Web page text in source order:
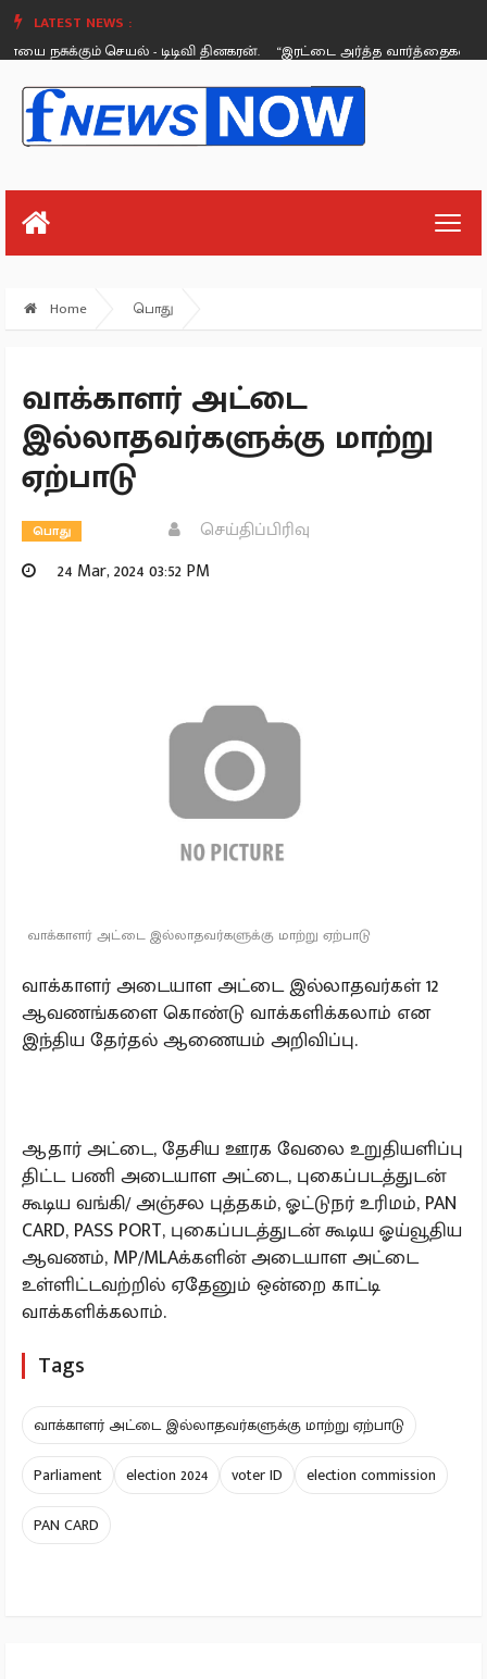
LATEST NEWS :
நசுக்கும் செயல் - டிடிவி தினகரன்.
“இரட்டை அர்த்த வார்த்தைகளை
Thursday, August 26
Home பொது
வாக்காளர் அட்டை
இல்லாதவர்களுக்கு மாற்று
ஏற்பாடு
பொது
செய்திப்பிரிவு
24 Mar, 2024 03:52 PM
வாக்காளர் அட்டை இல்லாதவர்களுக்கு மாற்று ஏற்பாடு
வாக்காளர் அடையாள அட்டை இல்லாதவர்கள் 12
ஆவணங்களை கொண்டு வாக்களிக்கலாம் என
இந்திய தேர்தல் ஆணையம் அறிவிப்பு.
ஆதார் அட்டை, தேசிய ஊரக வேலை உறுதியளிப்பு
திட்ட பணி அடையாள அட்டை, புகைப்படத்துடன்
கூடிய வங்கி/ அஞ்சல புத்தகம், ஓட்டுநர் உரிமம், PAN
CARD, PASS PORT, புகைப்படத்துடன் கூடிய ஓய்வூதிய
ஆவணம், MP/MLAக்களின் அடையாள அட்டை
உள்ளிட்டவற்றில் ஏதேனும் ஒன்றை காட்டி
வாக்களிக்கலாம்.
Tags
வாக்காளர் அட்டை இல்லாதவர்களுக்கு மாற்று ஏற்பாடு
Parliament
election 2024 voter ID
election commission
PAN CARD